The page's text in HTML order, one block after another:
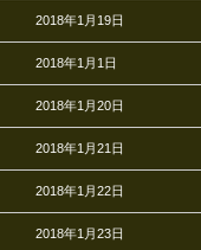
2018年1月19日
2018年1月1日
2018年1月20日
2018年1月21日
2018年1月22日
2018年1月23日